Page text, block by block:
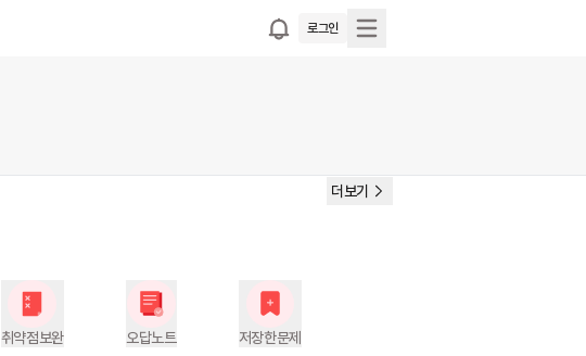
로그인
더보기
취약점보완 오답노트 저장한문제